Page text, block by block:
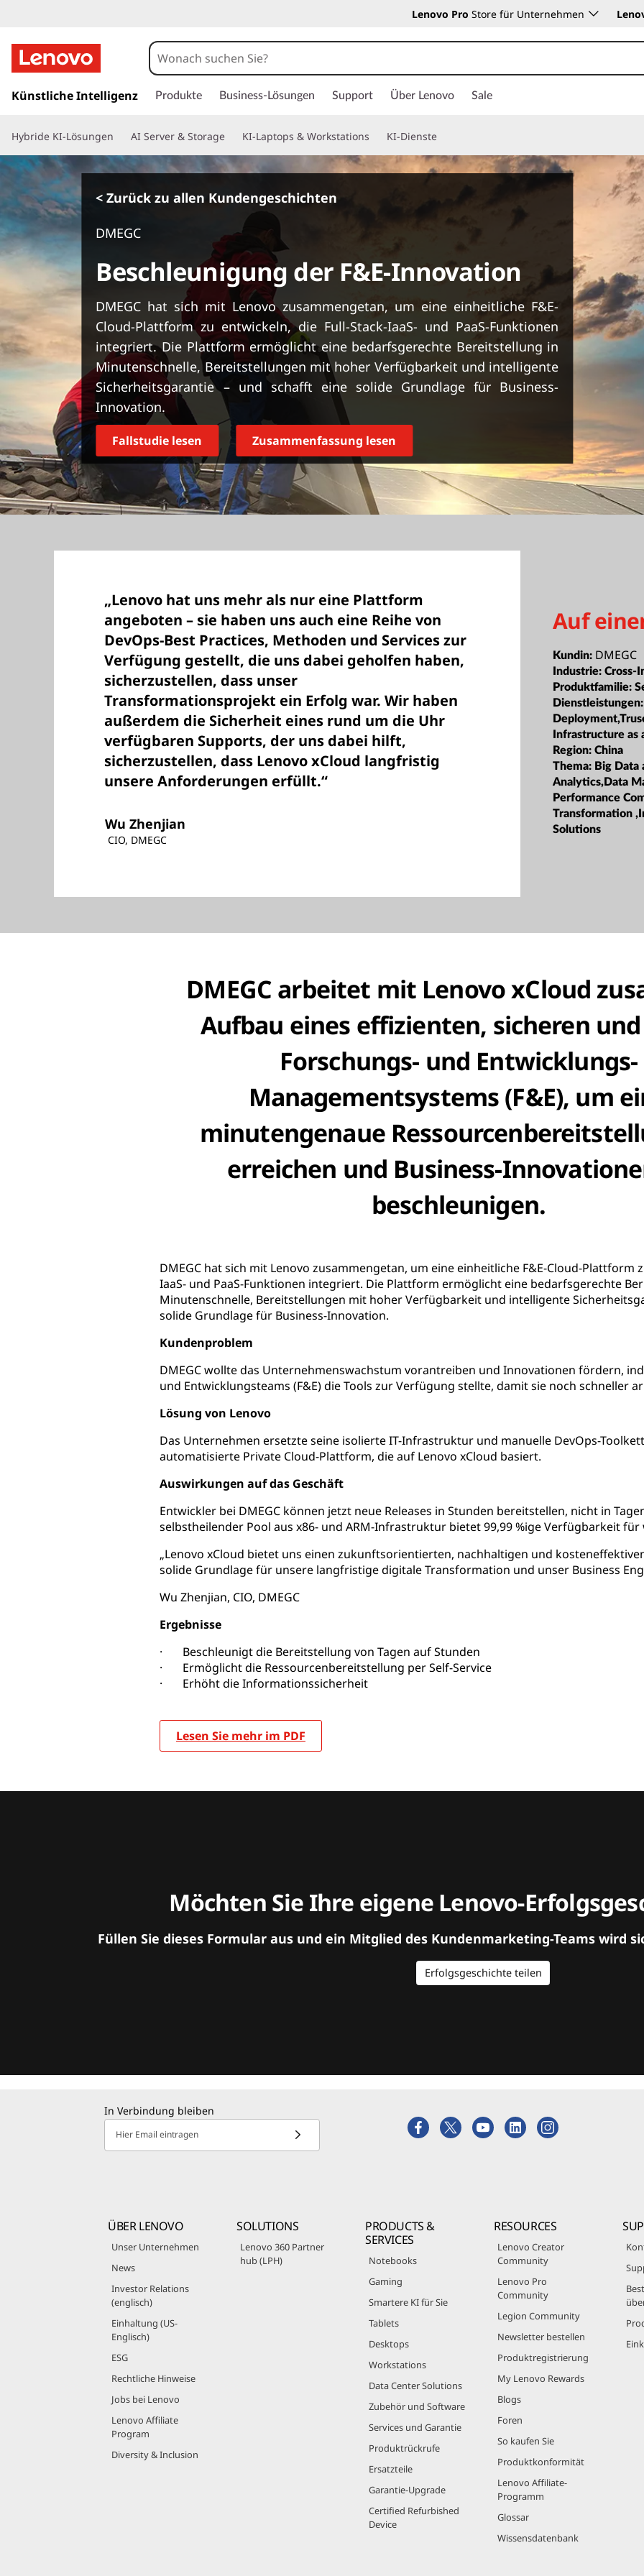
Lenovo Pro Store für Unternehmen
u
a
u
i
n
h
a
l
r
i
n
g
Künstliche Intelligenz Produkte Business-Lösungen Support Über Lenovo Sale
Hybride KI-Lösungen AI Server & Storage KI-Laptops & Workstations KI-Dienste
< Zurück zu allen Kundengeschichten
DMEGC
Beschleunigung der F&E-Innovation
DMEGC hat sich mit Lenovo zusammengetan, um eine einheitliche F&E-
Cloud-Plattform zu entwickeln, die Full-Stack-IaaS- und PaaS-Funktionen
integriert. Die Plattform ermöglicht eine bedarfsgerechte Bereitstellung in
Minutenschnelle, Bereitstellungen mit hoher Verfügbarkeit und intelligente
Sicherheitsgarantie – und schafft eine solide Grundlage für Business-
Innovation.
Fallstudie lesen Zusammenfassung lesen
„Lenovo hat uns mehr als nur eine Plattform
angeboten – sie haben uns auch eine Reihe von
DevOps-Best Practices, Methoden und Services zur
Verfügung gestellt, die uns dabei geholfen haben,
sicherzustellen, dass unser
Transformationsprojekt ein Erfolg war. Wir haben
außerdem die Sicherheit eines rund um die Uhr
verfügbaren Supports, der uns dabei hilft,
sicherzustellen, dass Lenovo xCloud langfristig
unsere Anforderungen erfüllt.“
Wu Zhenjian
CIO, DMEGC
Auf
Kundin: DMEGC
Industrie:Cross-
Produktfamilie:
Dienstleistungen:
Infrastructure as
Region:China
Thema: Big Data
Analytics,Data
Performance
Transformation
Solutions
DMEGC arbeitet mit Lenovo xCloud
Aufbau eines effizienten, sicheren
Forschungs- und Entwicklungs-
Managementsystems (F&E), um
minutengenaue
erreichen und Business-
beschleunigen.
DMEGC hat sich mit Lenovo zusammengetan, um eine einheitliche F&E-Cloud-Plattform
IaaS- und PaaS-Funktionen integriert. Die Plattform ermöglicht eine bedarfsgerechte
Minutenschnelle, Bereitstellungen mit hoher Verfügbarkeit und intelligente
solide Grundlage für Business-Innovation.
Kundenproblem
DMEGC wollte das Unternehmenswachstum vorantreiben und Innovationen fördern,
und Entwicklungsteams (F&E) die Tools zur Verfügung stellte, damit sie noch schneller
Lösung von Lenovo
Das Unternehmen ersetzte seine isolierte IT-Infrastruktur und manuelle DevOps-
automatisierte Private Cloud-Plattform, die auf Lenovo xCloud basiert.
Auswirkungen auf das Geschäft
Entwickler bei DMEGC können jetzt neue Releases in Stunden bereitstellen, nicht in
selbstheilender Pool aus x86- und ARM-Infrastruktur bietet 99,99 %ige Verfügbarkeit für
„Lenovo xCloud bietet uns einen zukunftsorientierten, nachhaltigen und
solide Grundlage für unsere langfristige digitale Transformation und unser Business
Wu Zhenjian, CIO, DMEGC
Ergebnisse
· Beschleunigt die Bereitstellung von Tagen auf Stunden
· Ermöglicht die Ressourcenbereitstellung per Self-Service
· Erhöht die Informationssicherheit
Lesen Sie mehr im PDF
Möchten Sie Ihre eigene Lenovo-
Füllen Sie dieses Formular aus und ein Mitglied des Kundenmarketing-Teams wird
Erfolgsgeschichte teilen
In Verbindung bleiben
Hier Email eintragen
ÜBER LENOVO
Unser Unternehmen
News
Investor Relations
(englisch)
Einhaltung (US-
Englisch)
ESG
Rechtliche Hinweise
Jobs bei Lenovo
Lenovo Affiliate
Program
Diversity & Inclusion
SOLUTIONS
Lenovo 360 Partner
hub (LPH)
PRODUCTS &
SERVICES
Notebooks
Gaming
Smartere KI für Sie
Tablets
Desktops
Workstations
Data Center Solutions
Zubehör und Software
Services und Garantie
Produktrückrufe
Ersatzteile
Garantie-Upgrade
Certified Refurbished
Device
RESOURCES
Lenovo Creator
Community
Lenovo Pro
Community
Legion Community
Newsletter bestellen
Produktregistrierung
My Lenovo Rewards
Blogs
Foren
So kaufen Sie
Produktkonformität
Lenovo Affiliate-
Programm
Glossar
Wissensdatenbank